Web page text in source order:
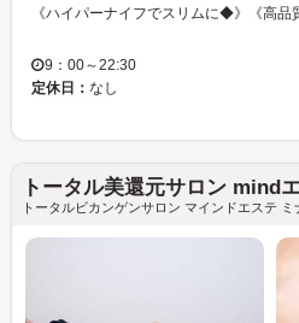
9：00～22:30
定休日： なし
トータル美還元サロン mind
トータルビカンゲンサロン マインドエステ ミ